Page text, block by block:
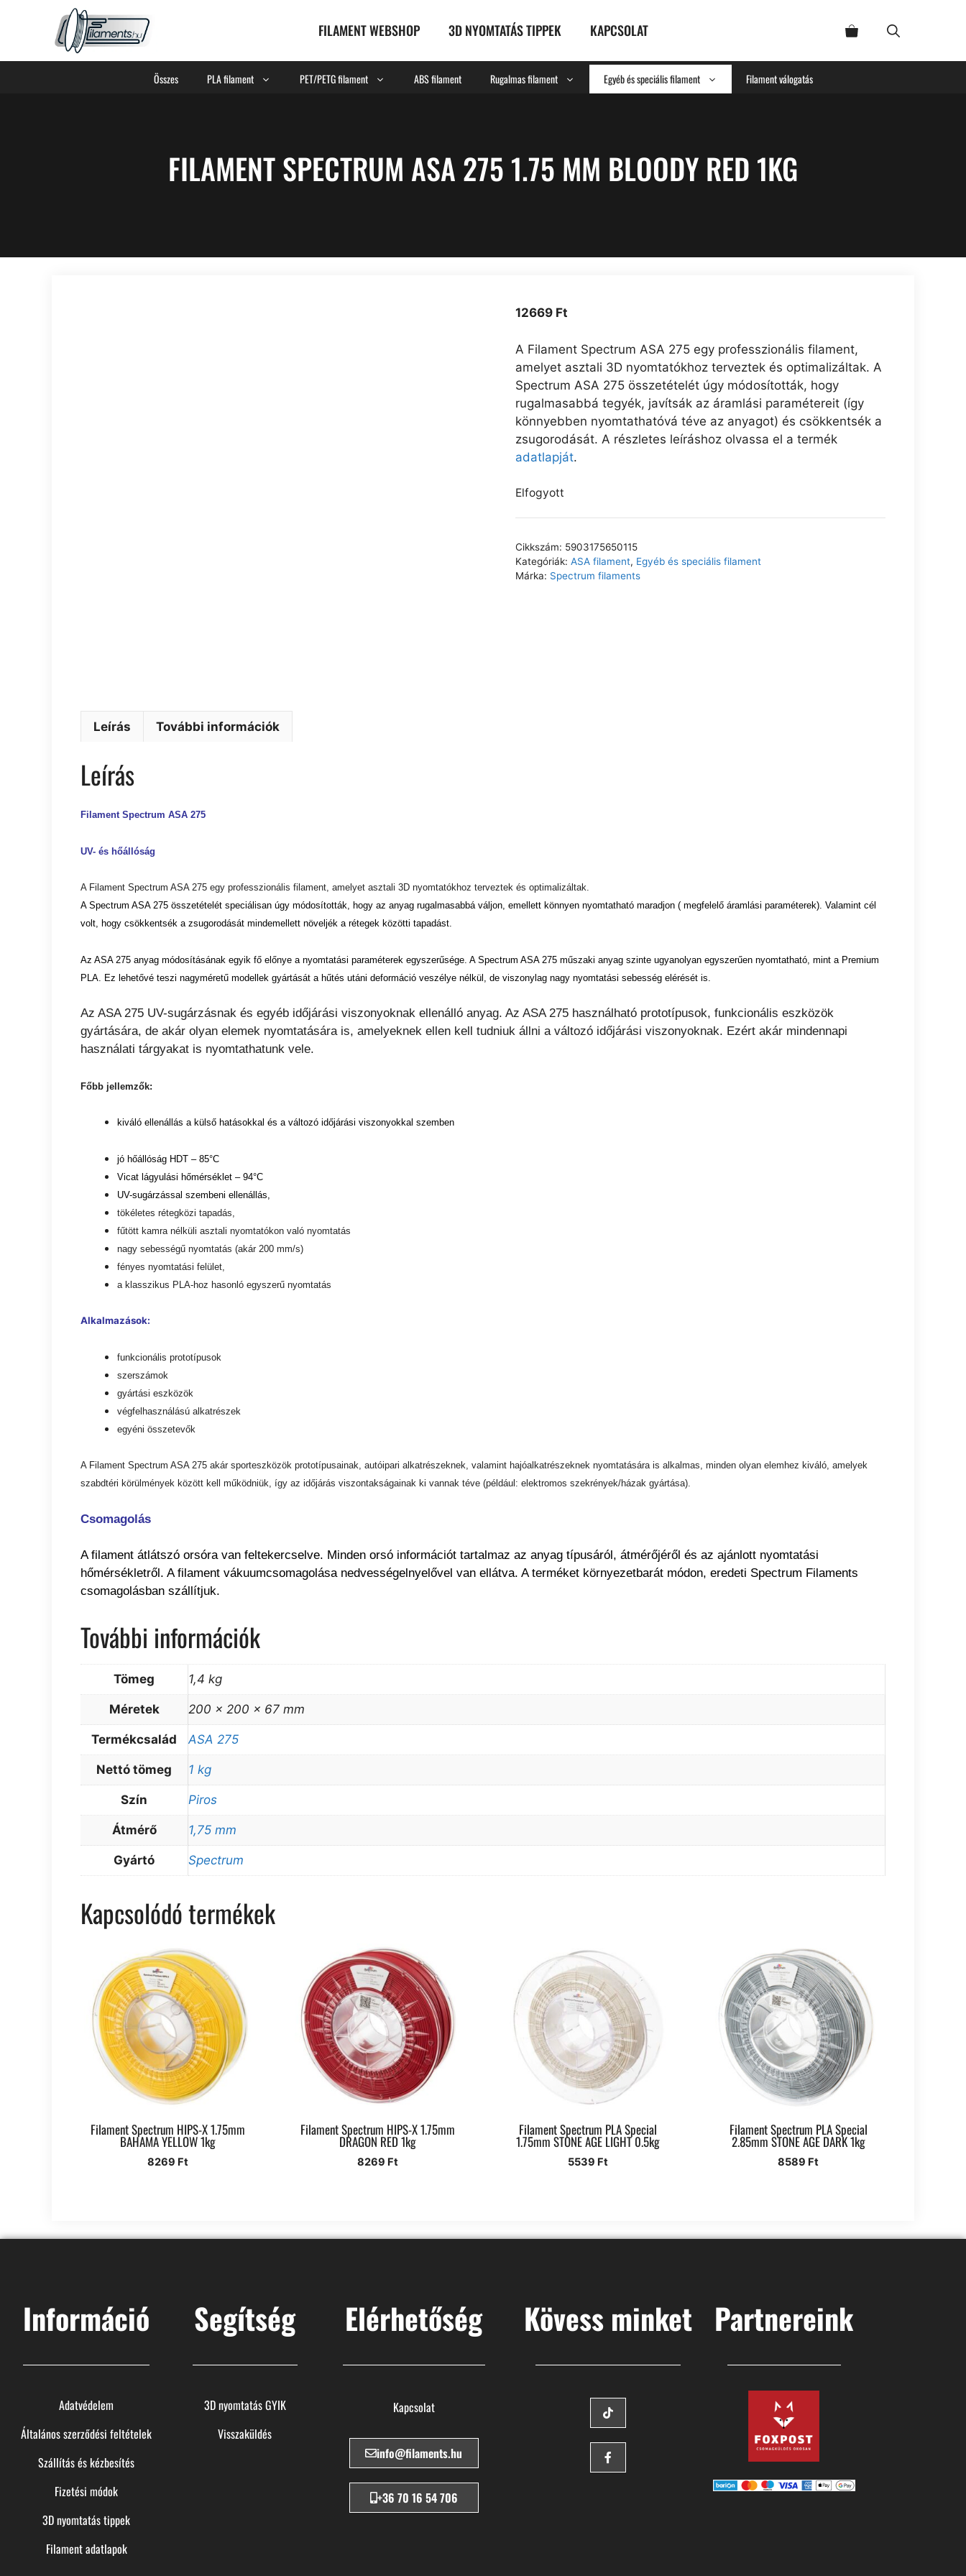
FILAMENT WEBSHOP 3D NYOMTATÁS TIPPEK KAPCSOLAT
Összes PLA filament PET/PETG filament ABS filament Rugalmas filament Egyéb és speciális filament Filament válogatás
FILAMENT SPECTRUM ASA 275 1.75 MM BLOODY RED 1KG
12669 Ft
A Filament Spectrum ASA 275 egy professzionális filament,
amelyet asztali 3D nyomtatókhoz terveztek és optimalizáltak. A
Spectrum ASA 275 összetételét úgy módosították, hogy
rugalmasabbá tegyék, javítsák az áramlási paramétereit (így
könnyebben nyomtathatóvá téve az anyagot) és csökkentsék a
zsugorodását. A részletes leíráshoz olvassa el a termék
adatlapját.
Elfogyott
Cikkszám: 5903175650115
Kategóriák: ASA filament, Egyéb és speciális filament
Márka: Spectrum filaments
Leírás További információk
Leírás
Filament Spectrum ASA 275
UV- és hőállóság
A Filament Spectrum ASA 275 egy professzionális filament, amelyet asztali 3D nyomtatókhoz terveztek és optimalizáltak.
A Spectrum ASA 275 összetételét speciálisan úgy módosították, hogy az anyag rugalmasabbá váljon, emellett könnyen nyomtatható maradjon ( megfelelő áramlási paraméterek). Valamint cél
volt, hogy csökkentsék a zsugorodását mindemellett növeljék a rétegek közötti tapadást.
Az ASA 275 anyag módosításának egyik fő előnye a nyomtatási paraméterek egyszerűsége. A Spectrum ASA 275 műszaki anyag szinte ugyanolyan egyszerűen nyomtatható, mint a Premium
PLA. Ez lehetővé teszi nagyméretű modellek gyártását a hűtés utáni deformáció veszélye nélkül, de viszonylag nagy nyomtatási sebesség elérését is.
Az ASA 275 UV-sugárzásnak és egyéb időjárási viszonyoknak ellenálló anyag. Az ASA 275 használható prototípusok, funkcionális eszközök
gyártására, de akár olyan elemek nyomtatására is, amelyeknek ellen kell tudniuk állni a változó időjárási viszonyoknak. Ezért akár mindennapi
használati tárgyakat is nyomtathatunk vele.
Főbb jellemzők:
kiváló ellenállás a külső hatásokkal és a változó időjárási viszonyokkal szemben
jó hőállóság HDT – 85°C
Vicat lágyulási hőmérséklet – 94°C
UV-sugárzással szembeni ellenállás,
tökéletes rétegközi tapadás,
fűtött kamra nélküli asztali nyomtatókon való nyomtatás
nagy sebességű nyomtatás (akár 200 mm/s)
fényes nyomtatási felület,
a klasszikus PLA-hoz hasonló egyszerű nyomtatás
Alkalmazások:
funkcionális prototípusok
szerszámok
gyártási eszközök
végfelhasználású alkatrészek
egyéni összetevők
A Filament Spectrum ASA 275 akár sporteszközök prototípusainak, autóipari alkatrészeknek, valamint hajóalkatrészeknek nyomtatására is alkalmas, minden olyan elemhez kiváló, amelyek
szabdtéri körülmények között kell működniük, így az időjárás viszontakságainak ki vannak téve (például: elektromos szekrények/házak gyártása).
Csomagolás
A filament átlátszó orsóra van feltekercselve. Minden orsó információt tartalmaz az anyag típusáról, átmérőjéről és az ajánlott nyomtatási
hőmérsékletről. A filament vákuumcsomagolása nedvességelnyelővel van ellátva. A terméket környezetbarát módon, eredeti Spectrum Filaments
csomagolásban szállítjuk.
További információk
Tömeg 1,4 kg
Méretek 200 × 200 × 67 mm
Termékcsalád ASA 275
Nettó tömeg 1 kg
Szín Piros
Átmérő 1,75 mm
Gyártó Spectrum
Kapcsolódó termékek
Filament Spectrum HIPS-X 1.75mm
BAHAMA YELLOW 1kg
8269 Ft
Filament Spectrum HIPS-X 1.75mm
DRAGON RED 1kg
8269 Ft
Filament Spectrum PLA Special
1.75mm STONE AGE LIGHT 0.5kg
5539 Ft
Filament Spectrum PLA Special
2.85mm STONE AGE DARK 1kg
8589 Ft
Információ
Adatvédelem
Általános szerződési feltételek
Szállítás és kézbesítés
Fizetési módok
3D nyomtatás tippek
Filament adatlapok
Segítség
3D nyomtatás GYIK
Visszaküldés
Elérhetőség
Kapcsolat
info@filaments.hu
+36 70 16 54 706
Kövess minket Partnereink